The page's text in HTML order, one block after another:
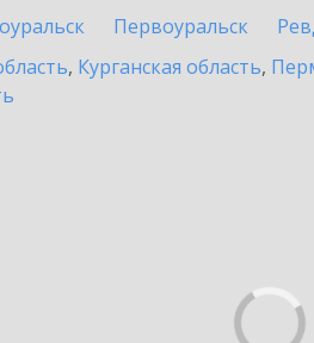
Первоуральск
, Курганская область,